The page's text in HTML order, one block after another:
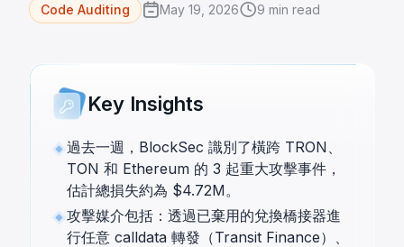
Code Auditing May 19, 2026 9 min read
Key Insights
過去一週，BlockSec 識別了橫跨 TRON、
TON 和 Ethereum 的 3 起重大攻擊事件，
估計總損失約為 $4.72M。
攻擊媒介包括：透過已棄用的兌換橋接器進
行任意 calldata 轉發（Transit Finance）、